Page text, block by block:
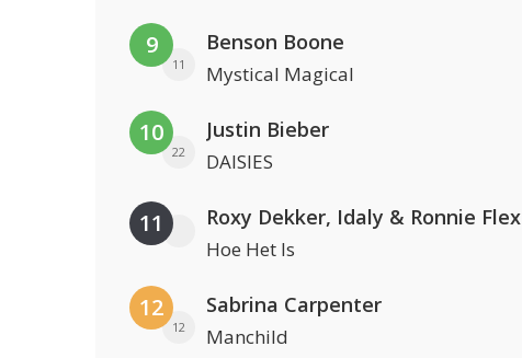
9
11
Benson Boone
Mystical Magical
10
22
Justin Bieber
DAISIES
11 Roxy Dekker, Idaly & Ronnie Flex
Hoe Het Is
12
12
Sabrina Carpenter
Manchild